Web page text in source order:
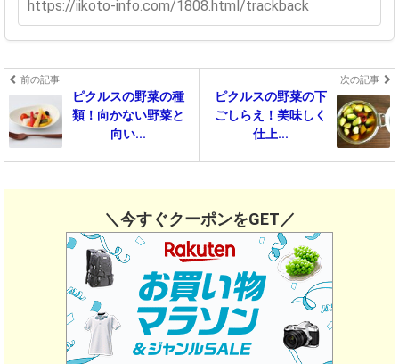
前の記事
ピクルスの野菜の種
類！向かない野菜と
向い...
次の記事
ピクルスの野菜の下
ごしらえ！美味しく
仕上...
＼今すぐクーポンをGET／